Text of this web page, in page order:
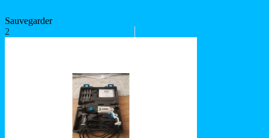
Sauvegarder
2